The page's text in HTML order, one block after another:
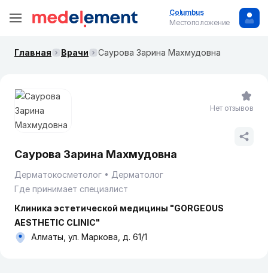
Columbus
Местоположение
Главная Врачи Саурова Зарина Махмудовна
Саурова Зарина Махмудовна
Дерматокосметолог
Дерматолог
Где принимает специалист
Клиника эстетической медицины "GORGEOUS
AESTHETIC CLINIC"
Алматы, ул. Маркова, д. 61/1
Нет отзывов